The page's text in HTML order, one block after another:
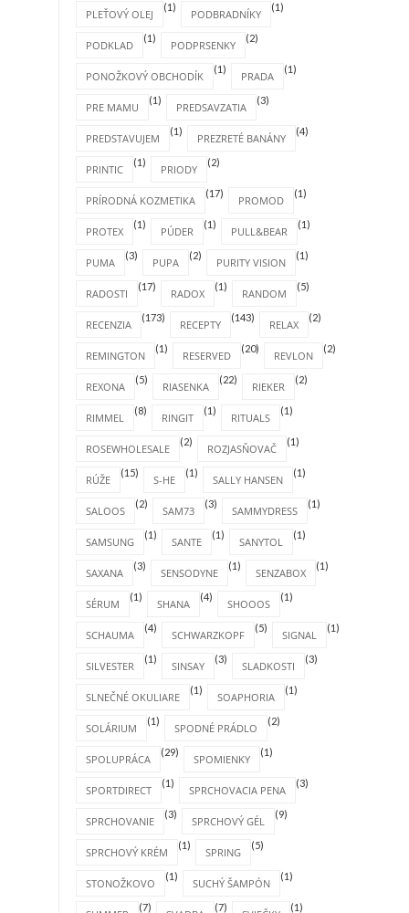
PLEŤOVÝ OLEJ
(1)
PODBRADNÍKY
(1)
PODKLAD
(1)
PODPRSENKY
(2)
PONOŽKOVÝ OBCHODÍK
(1)
PRADA
(1)
PRE MAMU
(1)
PREDSAVZATIA
(3)
PREDSTAVUJEM
(1)
PREZRETÉ BANÁNY
(4)
PRINTIC
(1)
PRIODY
(2)
PRÍRODNÁ KOZMETIKA
(17)
PROMOD
(1)
PROTEX
(1)
PÚDER
(1)
PULL&BEAR
(1)
PUMA
(3)
PUPA
(2)
PURITY VISION
(1)
RADOSTI
(17)
RADOX
(1)
RANDOM
(5)
RECENZIA
(173)
RECEPTY
(143)
RELAX
(2)
REMINGTON
(1)
RESERVED
(20)
REVLON
(2)
REXONA
(5)
RIASENKA
(22)
RIEKER
(2)
RIMMEL
(8)
RINGIT
(1)
RITUALS
(1)
ROSEWHOLESALE
(2)
ROZJASŇOVAČ
(1)
RÚŽE
(15)
S-HE
(1)
SALLY HANSEN
(1)
SALOOS
(2)
SAM73
(3)
SAMMYDRESS
(1)
SAMSUNG
(1)
SANTE
(1)
SANYTOL
(1)
SAXANA
(3)
SENSODYNE
(1)
SENZABOX
(1)
SÉRUM
(1)
SHANA
(4)
SHOOOS
(1)
SCHAUMA
(4)
SCHWARZKOPF
(5)
SIGNAL
(1)
SILVESTER
(1)
SINSAY
(3)
SLADKOSTI
(3)
SLNEČNÉ OKULIARE
(1)
SOAPHORIA
(1)
SOLÁRIUM
(1)
SPODNÉ PRÁDLO
(2)
SPOLUPRÁCA
(29)
SPOMIENKY
(1)
SPORTDIRECT
(1)
SPRCHOVACIA PENA
(3)
SPRCHOVANIE
(3)
SPRCHOVÝ GÉL
(9)
SPRCHOVÝ KRÉM
(1)
SPRING
(5)
STONOŽKOVO
(1)
SUCHÝ ŠAMPÓN
(1)
(7) (7) (1)